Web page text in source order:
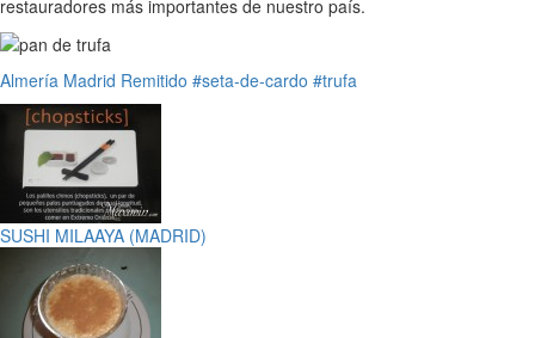
restauradores más importantes de nuestro país.
Almería Madrid Remitido #seta-de-cardo #trufa
SUSHI MILAAYA (MADRID)